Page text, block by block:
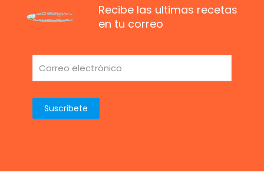
Recibe las ultimas recetas
en tu correo